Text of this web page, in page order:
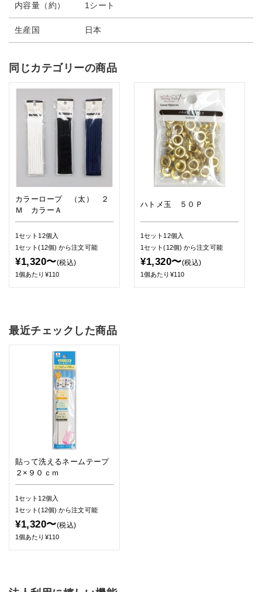
内容量（約） 1シート
生産国 日本
同じカテゴリーの商品
カラーロープ （太） ２
Ｍ カラーＡ
1セット12個入
1セット(12個)から注文可能
¥1,320〜(税込)
1個あたり¥110
ハトメ玉 ５０Ｐ
1セット12個入
1セット(12個)から注文可能
¥1,320〜(税込)
1個あたり¥110
最近チェックした商品
貼って洗えるネームテープ
２×９０ｃｍ
1セット12個入
1セット(12個)から注文可能
¥1,320〜(税込)
1個あたり¥110